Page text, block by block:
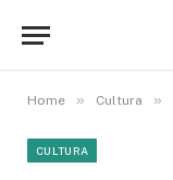
Home » Cultura »
CULTURA